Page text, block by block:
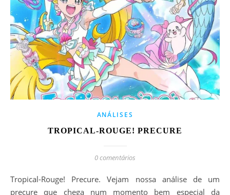
ANÁLISES
TROPICAL-ROUGE! PRECURE
0 comentários
Tropical-Rouge! Precure. Vejam nossa análise de um
precure que chega num momento bem especial da